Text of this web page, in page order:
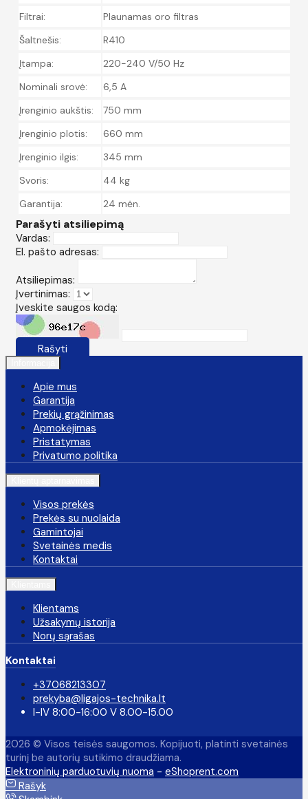
Filtrai:
Plaunamas oro filtras
Šaltnešis:
R410
Įtampa:
220-240 V/50 Hz
Nominali srovė:
6,5 A
Įrenginio aukštis:
750 mm
Įrenginio plotis:
660 mm
Įrenginio ilgis:
345 mm
Svoris:
44 kg
Garantija:
24 mėn.
Parašyti atsiliepimą
Vardas:
El. pašto adresas:
Atsiliepimas:
Įvertinimas:
Įveskite saugos kodą:
Rašyti
Apie mus
Garantija
Prekių grąžinimas
Apmokėjimas
Pristatymas
Privatumo politika
Visos prekės
Prekės su nuolaida
Gamintojai
Svetainės medis
Kontaktai
Klientams
Užsakymų istorija
Norų sąrašas
Kontaktai
+37068213307
prekyba@ligajos-technika.lt
I-IV 8:00-16:00 V 8.00-15.00
2026 © Visos teisės saugomos. Kopijuoti, platinti svetainės
turinį be autorių sutikimo draudžiama.
Elektroninių parduotuvių nuoma - eShoprent.com
Rašyk